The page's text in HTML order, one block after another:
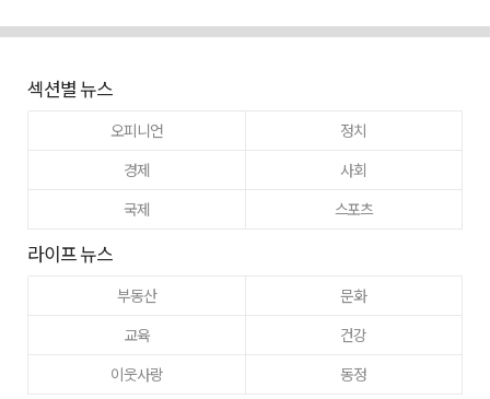
섹션별 뉴스
오피니언
정치
경제
사회
국제
스포츠
라이프 뉴스
부동산
문화
교육
건강
이웃사랑
동정